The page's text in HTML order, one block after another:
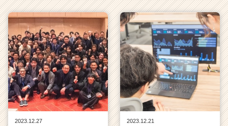
2023.12.27 2023.12.21